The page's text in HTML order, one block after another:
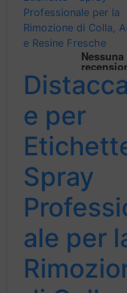
e per
Spray
ale per